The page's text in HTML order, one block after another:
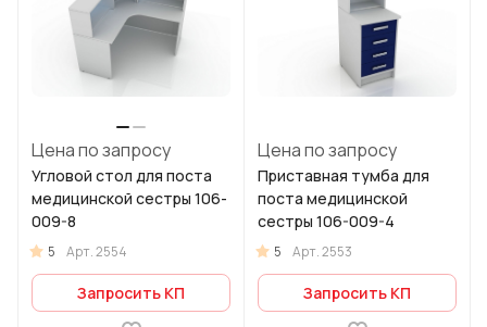
Цена по запросу
Угловой стол для поста
медицинской сестры 106-
009-8
5 Арт.2554
Запросить КП
Цена по запросу
Приставная тумба для
поста медицинской
сестры 106-009-4
5 Арт.2553
Запросить КП